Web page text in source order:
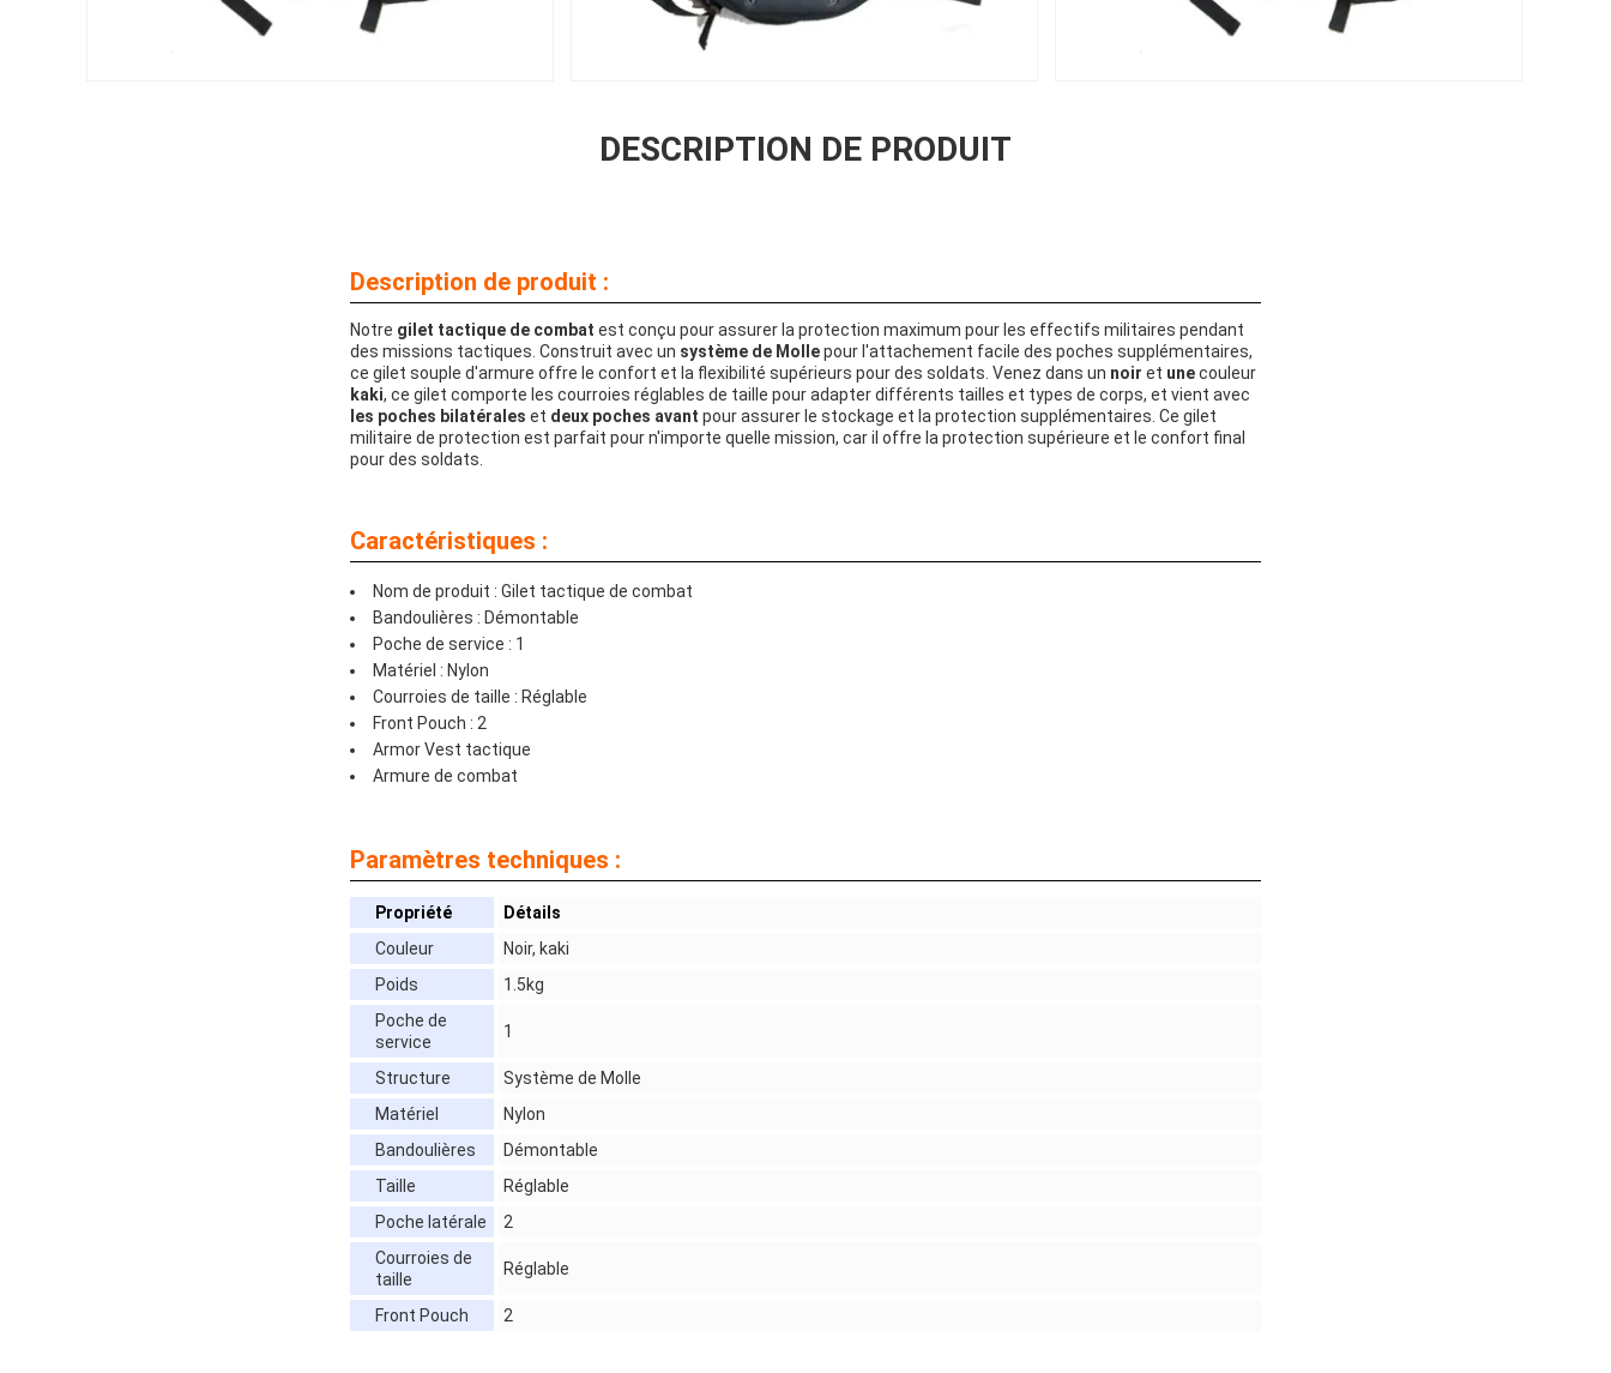
DESCRIPTION DE PRODUIT
Description de produit :
Notre gilet tactique de combat est conçu pour assurer la protection maximum pour les effectifs militaires pendant
des missions tactiques. Construit avec un système de Mollepour l'attachement facile des poches supplémentaires,
ce gilet souple d'armure offre le confort et la flexibilité supérieurs pour des soldats. Venez dans un noir et unecouleur
kaki, ce gilet comporte les courroies réglables de taille pour adapter différents tailles et types de corps, et vient avec
les poches bilatérales et deux poches avant pour assurer le stockage et la protection supplémentaires. Ce gilet
militaire de protection est parfait pour n'importe quelle mission, car il offre la protection supérieure et le confort final
pour des soldats.
Caractéristiques :
Nom de produit : Gilet tactique de combat
Bandoulières : Démontable
Poche de service : 1
Matériel : Nylon
Courroies de taille : Réglable
Front Pouch : 2
Armor Vest tactique
Armure de combat
Paramètres techniques :
Propriété
Détails
Couleur
Noir, kaki
Poids
1.5kg
Poche de
service
1
Structure
Système de Molle
Matériel
Nylon
Bandoulières
Démontable
Taille
Réglable
Poche latérale
2
Courroies de
taille
Réglable
Front Pouch 2